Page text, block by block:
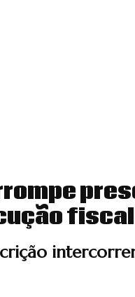
fiscal